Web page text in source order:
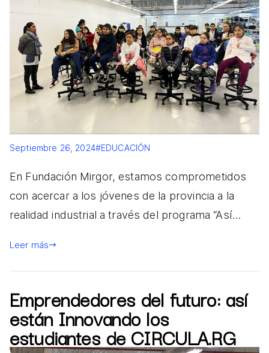
Septiembre 26, 2024#EDUCACIÓN
En Fundación Mirgor, estamos comprometidos
con acercar a los jóvenes de la provincia a la
realidad industrial a través del programa “Así…
Leer más
Emprendedores del futuro: así
están Innovando los
estudiantes de CIRCULA.RG